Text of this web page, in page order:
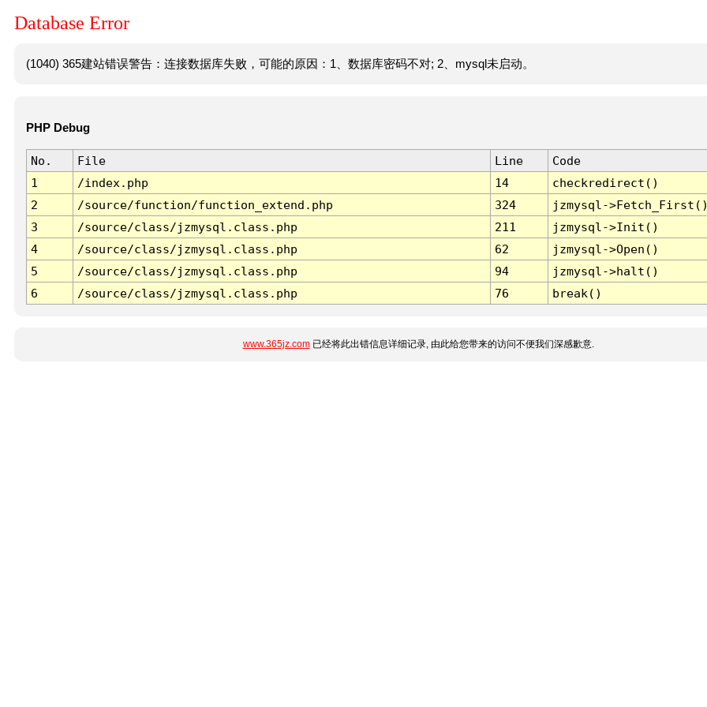
Database Error
(1040) 365建站错误警告：连接数据库失败，可能的原因：1、数据库密码不对; 2、mysql未启动。
PHP Debug
No. File Line
Code
1
/index.php 14
checkredirect()
2
/source/function/function_extend.php 324
jzmysql-
3
/source/class/jzmysql.class.php 211
jzmysql->Init()
4
/source/class/jzmysql.class.php 62
jzmysql->Open()
5
/source/class/jzmysql.class.php 94
jzmysql->halt()
6
/source/class/jzmysql.class.php 76 break()
www.365jz.com已经将此出错信息详细记录, 由此给您带来的访问不便我们深感歉意.